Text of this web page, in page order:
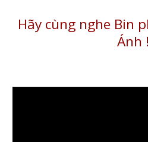
Hãy cùng nghe Bin
Ánh !